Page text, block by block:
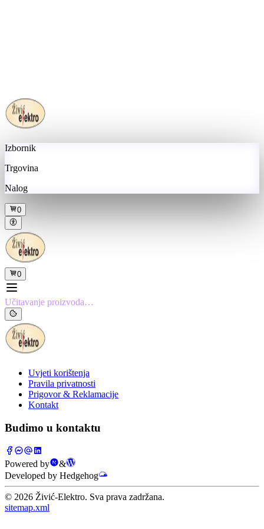
Izbornik
Trgovina
Nalog
0
0
Učitavanje proizvoda…
Uvjeti korištenja
Pravila privatnosti
Prigovor & Reklamacije
Kontakt
Budimo u kontaktu
Powered by
&
Developed by Hedgehog
© 2026 Živić-Elektro. Sva prava zadržana.
sitemap.xml